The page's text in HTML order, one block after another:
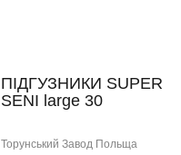
ПІДГУЗНИКИ SUPER
SENI large 30
Торунський Завод Польща